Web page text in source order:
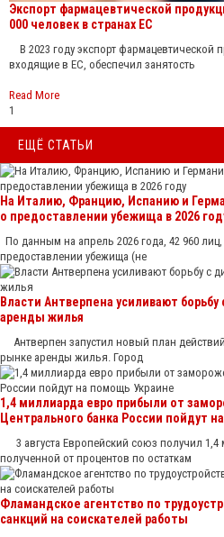
Экспорт фармацевтической
000 человек в странах ЕС
В 2023 году экспорт фармацевтической
входящие в ЕС, обеспечил занятость
Read More
1
ЕЩЁ СТАТЬИ
На Италию, Францию, Испанию и
о предоставлении убежища в 2026
По данным на апрель 2026 года, 42 960
предоставлении убежища (не
Власти Антверпена усиливают
аренды жилья
Антверпен запустил новый план
рынке аренды жилья. Город
1,4 миллиарда евро прибыли от
Центрального банка России пойдут
3 августа Европейский союз получил
полученной от процентов по остаткам
Фламандское агентство по
санкций на соискателей работы